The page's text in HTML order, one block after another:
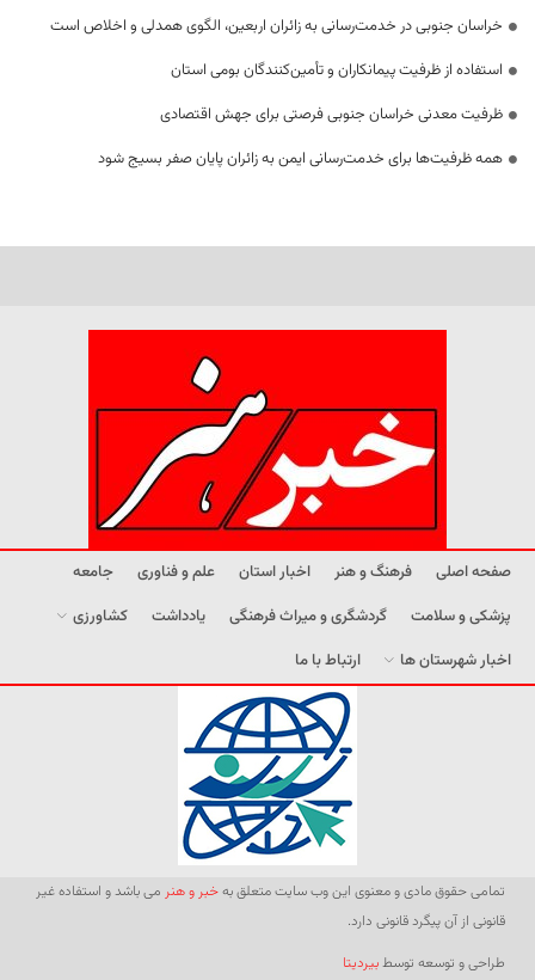
خراسان جنوبی در خدمت‌رسانی به زائران اربعین، الگوی همدلی و اخلاص است
استفاده از ظرفیت پیمانکاران و تأمین‌کنندگان بومی استان
ظرفیت معدنی خراسان جنوبی فرصتی برای جهش اقتصادی
همه ظرفیت‌ها برای خدمت‌رسانی ایمن به زائران پایان صفر بسیج شود
صفحه اصلی فرهنگ و هنر اخبار استان علم و فناوری
جامعه
پزشکی و سلامت
گردشگری و میراث فرهنگی یادداشت
کشاورزی
اخبار شهرستان ها
ارتباط با ما
تمامی حقوق مادی و معنوی این وب سایت متعلق بهخبر و هنر می باشد و استفاده غیر
قانونی از آن پیگرد قانونی دارد.
طراحی و توسعه توسطبیردیتا